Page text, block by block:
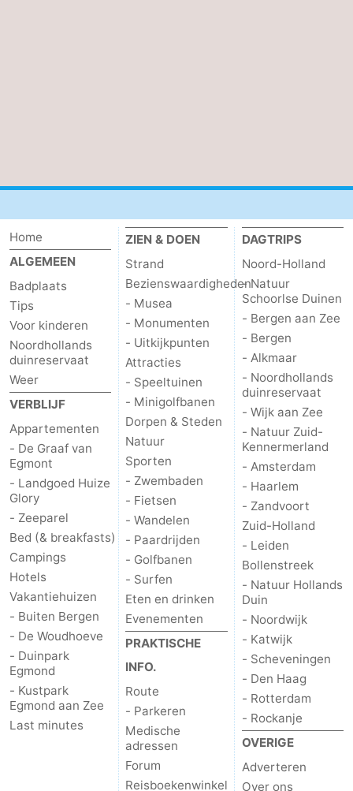
Home
ALGEMEEN
Badplaats
Tips
Voor kinderen
Noordhollands
duinreservaat
Weer
VERBLIJF
Appartementen
- De Graaf van
Egmont
- Landgoed Huize
Glory
- Zeeparel
Bed (& breakfasts)
Campings
Hotels
Vakantiehuizen
- Buiten Bergen
- De Woudhoeve
- Duinpark
Egmond
- Kustpark
Egmond aan Zee
Last minutes
ZIEN & DOEN
Strand
Bezienswaardigheden
- Musea
- Monumenten
- Uitkijkpunten
Attracties
- Speeltuinen
- Minigolfbanen
Dorpen & Steden
Natuur
Sporten
- Zwembaden
- Fietsen
- Wandelen
- Paardrijden
- Golfbanen
- Surfen
Eten en drinken
Evenementen
PRAKTISCHE
INFO.
Route
- Parkeren
Medische
adressen
Forum
Reisboekenwinkel
DAGTRIPS
Noord-Holland
- Natuur
Schoorlse Duinen
- Bergen aan Zee
- Bergen
- Alkmaar
- Noordhollands
duinreservaat
- Wijk aan Zee
- Natuur Zuid-
Kennermerland
- Amsterdam
- Haarlem
- Zandvoort
Zuid-Holland
- Leiden
Bollenstreek
- Natuur Hollands
Duin
- Noordwijk
- Katwijk
- Scheveningen
- Den Haag
- Rotterdam
- Rockanje
OVERIGE
Adverteren
Over ons